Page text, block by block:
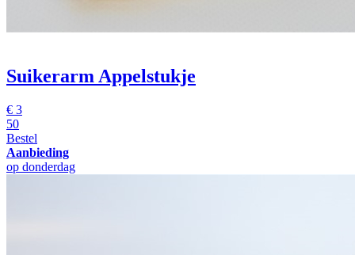
Suikerarm Appelstukje
€ 3
50
Bestel
Aanbieding
op donderdag